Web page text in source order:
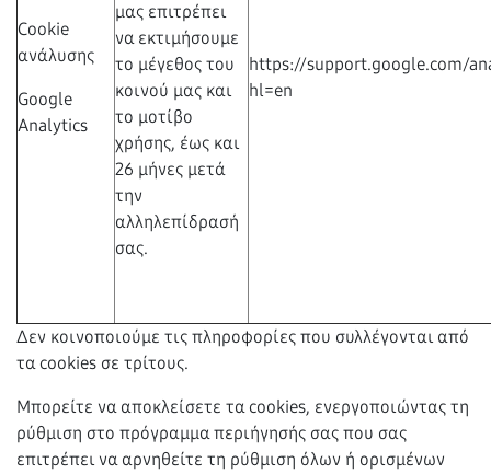
Cookie
ανάλυσης
Google
Analytics
μας επιτρέπει
να εκτιμήσουμε
το μέγεθος του
κοινού μας και
το μοτίβο
χρήσης, έως και
26 μήνες μετά
την
αλληλεπίδρασή
σας.
https://support.google.com/
hl=en
Δεν κοινοποιούμε τις πληροφορίες που συλλέγονται από
τα cookies σε τρίτους.
Μπορείτε να αποκλείσετε τα cookies, ενεργοποιώντας τη
ρύθμιση στο πρόγραμμα περιήγησής σας που σας
επιτρέπει να αρνηθείτε τη ρύθμιση όλων ή ορισμένων